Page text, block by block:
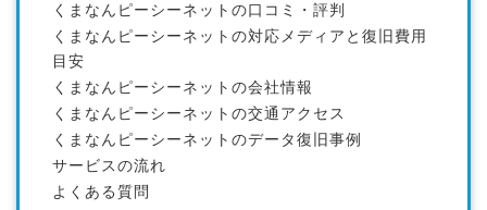
くまなんピーシーネットの口コミ・評判
くまなんピーシーネットの対応メディアと復旧費用
目安
くまなんピーシーネットの会社情報
くまなんピーシーネットの交通アクセス
くまなんピーシーネットのデータ復旧事例
サービスの流れ
よくある質問